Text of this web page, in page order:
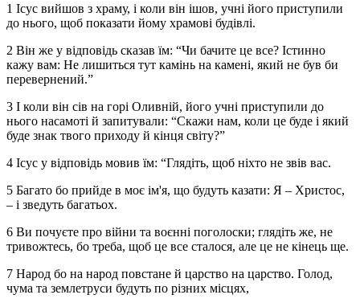
1 Ісус вийшов з храму, і коли він ішов, учні його приступили
до нього, щоб показати йому храмові будівлі.
2 Він же у відповідь сказав їм: “Чи бачите це все? Істинно
кажу вам: Не лишиться тут камінь на камені, який не був би
перевернений.”
3 І коли він сів на горі Оливній, його учні приступили до
нього насамоті й запитували: “Скажи нам, коли це буде і який
буде знак твого приходу й кінця світу?”
4 Ісус у відповідь мовив їм: “Глядіть, щоб ніхто не звів вас.
5 Багато бо прийде в моє ім'я, що будуть казати: Я – Христос,
– і зведуть багатьох.
6 Ви почуєте про війни та воєнні поголоски; глядіть же, не
тривожтесь, бо треба, щоб це все сталося, але це не кінець ще.
7 Народ бо на народ повстане й царство на царство. Голод,
чума та землетруси будуть по різних місцях,